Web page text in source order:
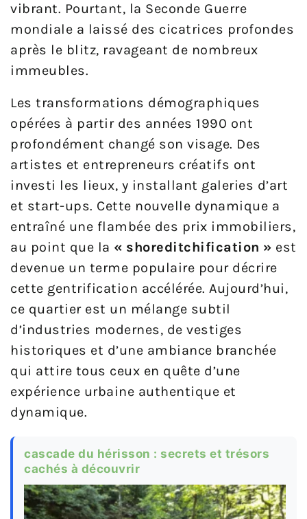
vibrant. Pourtant, la Seconde Guerre
mondiale a laissé des cicatrices profondes
après le blitz, ravageant de nombreux
immeubles.
Les transformations démographiques
opérées à partir des années 1990 ont
profondément changé son visage. Des
artistes et entrepreneurs créatifs ont
investi les lieux, y installant galeries d’art
et start-ups. Cette nouvelle dynamique a
entraîné une flambée des prix immobiliers,
au point que la « shoreditchification » est
devenue un terme populaire pour décrire
cette gentrification accélérée. Aujourd’hui,
ce quartier est un mélange subtil
d’industries modernes, de vestiges
historiques et d’une ambiance branchée
qui attire tous ceux en quête d’une
expérience urbaine authentique et
dynamique.
cascade du hérisson : secrets et trésors
cachés à découvrir